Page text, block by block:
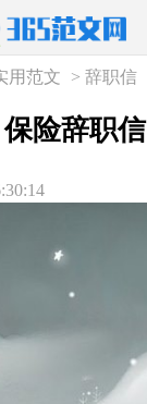
用范文 >辞职信
保险辞职信